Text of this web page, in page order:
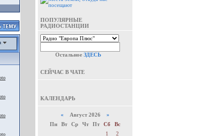
ПОПУЛЯРНЫЕ
РАДИОСТАНЦИИ
Остальное ЗДЕСЬ
СЕЙЧАС В ЧАТЕ
КАЛЕНДАРЬ
« Август 2026 »
Пн
Вт Ср Чт Пт Сб
Вс
1
2